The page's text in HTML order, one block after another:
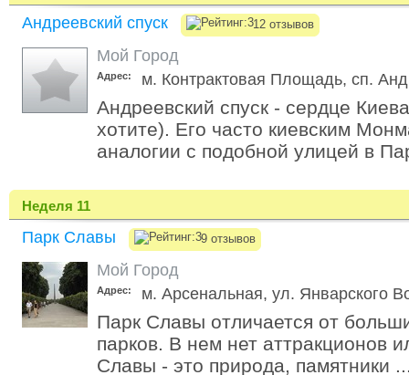
Андреевский спуск 12 отзывов
Мой Город
Адрес: м. Контрактовая Площадь, сп.
Андреевский спуск - сердце
хотите). Его часто киевским
аналогии с подобной улицей в
Неделя 11
Парк Славы 9 отзывов
Мой Город
Адрес: м. Арсенальная, ул. Январского
Парк Славы отличается от
парков. В нем нет аттракционов
Славы - это природа, памятники